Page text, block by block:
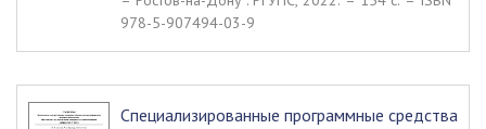
978-5-907494-03-9
Специализированные программные средства